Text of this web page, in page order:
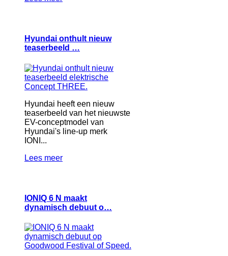
Hyundai onthult nieuw
teaserbeeld …
Hyundai heeft een nieuw
teaserbeeld van het nieuwste
EV-conceptmodel van
Hyundai's line-up merk
IONI...
Lees meer
IONIQ 6 N maakt
dynamisch debuut o…